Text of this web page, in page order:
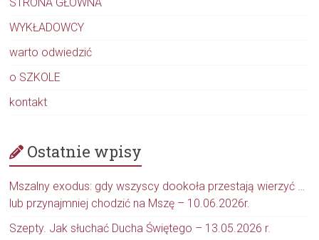
STRONA GŁÓWNA
WYKŁADOWCY
warto odwiedzić
o SZKOLE
kontakt
Ostatnie wpisy
Mszalny exodus: gdy wszyscy dookoła przestają wierzyć …
lub przynajmniej chodzić na Mszę – 10.06.2026r.
Szepty. Jak słuchać Ducha Świętego – 13.05.2026 r.